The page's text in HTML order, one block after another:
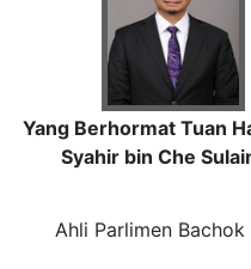
Yang Berhormat Tuan
Syahir bin Che
Ahli Parlimen Bachok